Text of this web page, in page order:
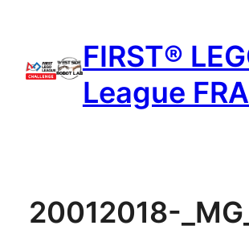
contenu
FIRST®
League
20012018-